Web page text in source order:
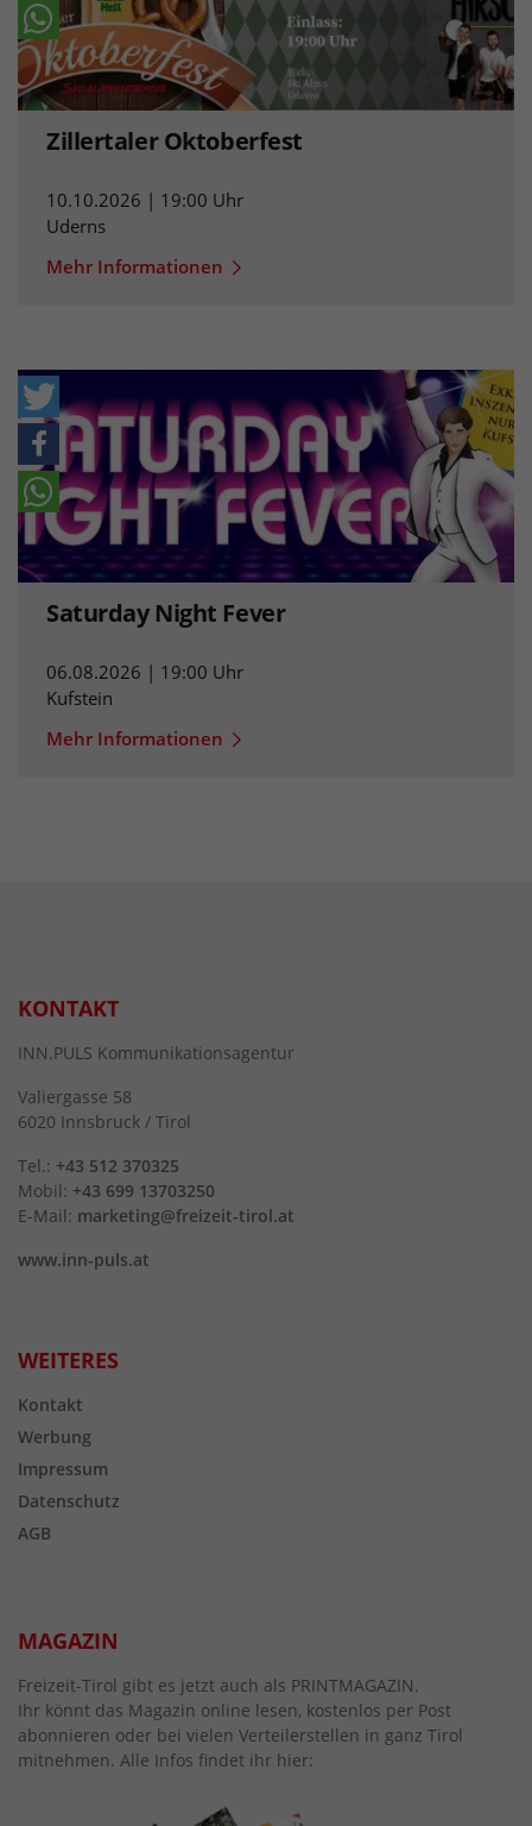
Zillertaler Oktoberfest
10.10.2026 | 19:00 Uhr
Uderns
Mehr Informationen
Saturday Night Fever
06.08.2026 | 19:00 Uhr
Kufstein
Mehr Informationen
KONTAKT
INN.PULS Kommunikationsagentur
Valiergasse 58
6020 Innsbruck / Tirol
Tel.: +43 512 370325
Mobil: +43 699 13703250
E-Mail: marketing@freizeit-tirol.at
www.inn-puls.at
WEITERES
Kontakt
Werbung
Impressum
Datenschutz
AGB
MAGAZIN
Freizeit-Tirol gibt es jetzt auch als PRINTMAGAZIN.
Ihr könnt das Magazin online lesen, kostenlos per Post
abonnieren oder bei vielen Verteilerstellen in ganz Tirol
mitnehmen. Alle Infos findet ihr hier: